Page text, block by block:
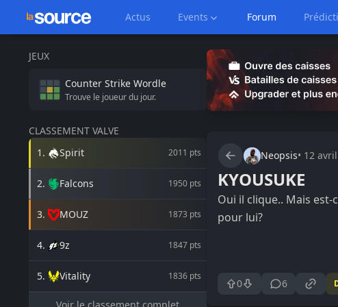
Actus Events Forum
JEUX
Counter Strike Wordle
Trouve le joueur du jour.
CLASSEMENT VALVE
1 . Spirit 2011 pts
2. Falcons 1950 pts
3. MOUZ 1873 pts
4. 9z 1847 pts
5. Vitality 1836 pts
Neopsis• 12
KYOUSUKE
Oui il clique.. Mais
pour lui?
0 6